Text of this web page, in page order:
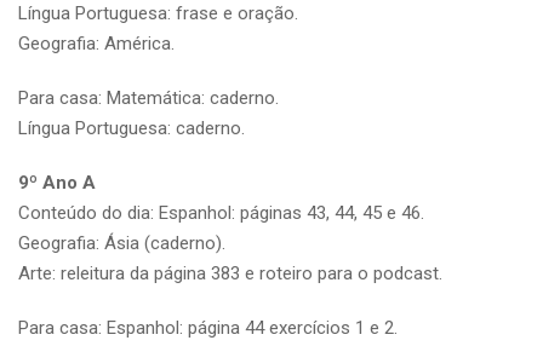
Língua Portuguesa: frase e oração.
Geografia: América.
Para casa: Matemática: caderno.
Língua Portuguesa: caderno.
9º Ano A
Conteúdo do dia: Espanhol: páginas 43, 44, 45 e 46.
Geografia: Ásia (caderno).
Arte: releitura da página 383 e roteiro para o podcast.
Para casa: Espanhol: página 44 exercícios 1 e 2.